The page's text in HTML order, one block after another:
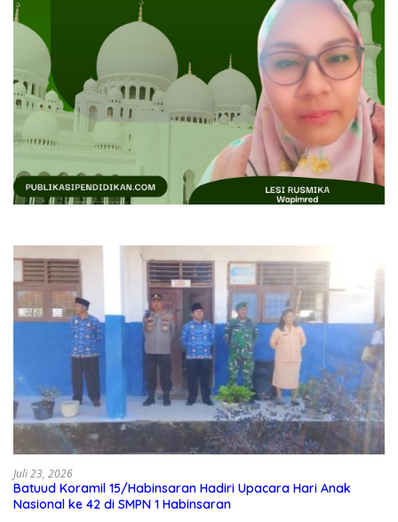
Juli 23, 2026
Batuud Koramil 15/Habinsaran Hadiri Upacara Hari Anak
Nasional ke 42 di SMPN 1 Habinsaran